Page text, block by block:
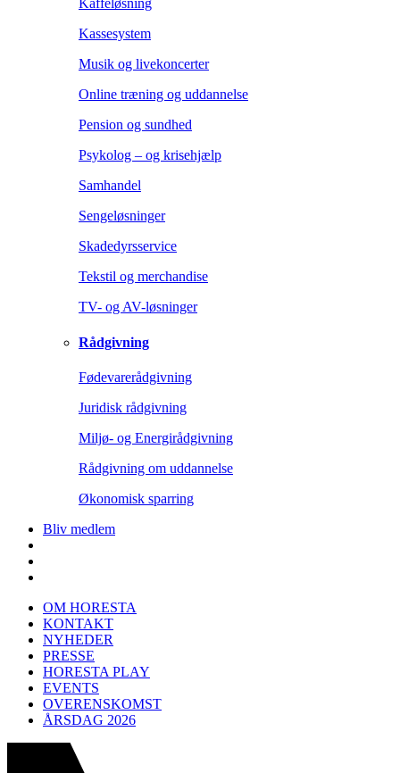
Kaffeløsning
Kassesystem
Musik og livekoncerter
Online træning og uddannelse
Pension og sundhed
Psykolog – og krisehjælp
Samhandel
Sengeløsninger
Skadedyrsservice
Tekstil og merchandise
TV- og AV-løsninger
Rådgivning
Fødevarerådgivning
Juridisk rådgivning
Miljø- og Energirådgivning
Rådgivning om uddannelse
Økonomisk sparring
Bliv medlem
OM HORESTA
KONTAKT
NYHEDER
PRESSE
HORESTA PLAY
EVENTS
OVERENSKOMST
ÅRSDAG 2026